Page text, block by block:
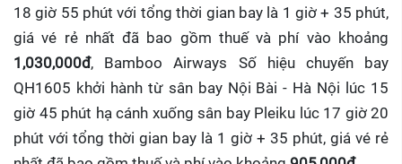
18 giờ 55 phút với tổng thời gian bay là 1 giờ + 35 phút,
giá vé rẻ nhất đã bao gồm thuế và phí vào khoảng
1,030,000đ, Bamboo Airways Số hiệu chuyến bay
QH1605 khởi hành từ sân bay Nội Bài - Hà Nội lúc 15
giờ 45 phút hạ cánh xuống sân bay Pleiku lúc 17 giờ 20
phút với tổng thời gian bay là 1 giờ + 35 phút, giá vé rẻ